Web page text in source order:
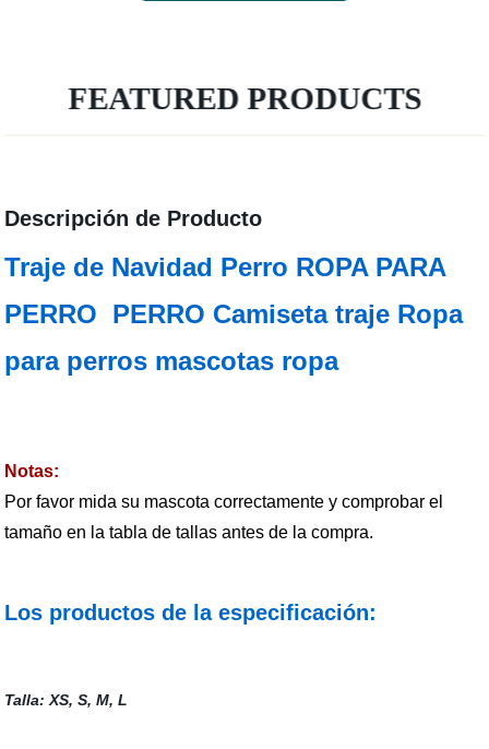
FEATURED PRODUCTS
Descripción de Producto
Traje de Navidad Perro ROPA PARA
PERRO PERRO Camiseta traje Ropa
para perros mascotas ropa
Notas:
Por favor mida su mascota correctamente y comprobar el
tamaño en la tabla de tallas antes de la compra.
Los productos de la especificación:
Talla: XS, S, M, L